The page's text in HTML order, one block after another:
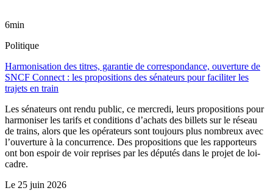
6min
Politique
Harmonisation des titres, garantie de correspondance, ouverture de
SNCF Connect : les propositions des sénateurs pour faciliter les
trajets en train
Les sénateurs ont rendu public, ce mercredi, leurs propositions pour
harmoniser les tarifs et conditions d’achats des billets sur le réseau
de trains, alors que les opérateurs sont toujours plus nombreux avec
l’ouverture à la concurrence. Des propositions que les rapporteurs
ont bon espoir de voir reprises par les députés dans le projet de loi-
cadre.
Le 25 juin 2026